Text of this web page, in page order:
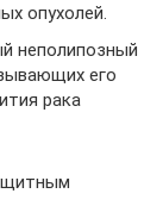
опухолей.
неполипозный
его
рака